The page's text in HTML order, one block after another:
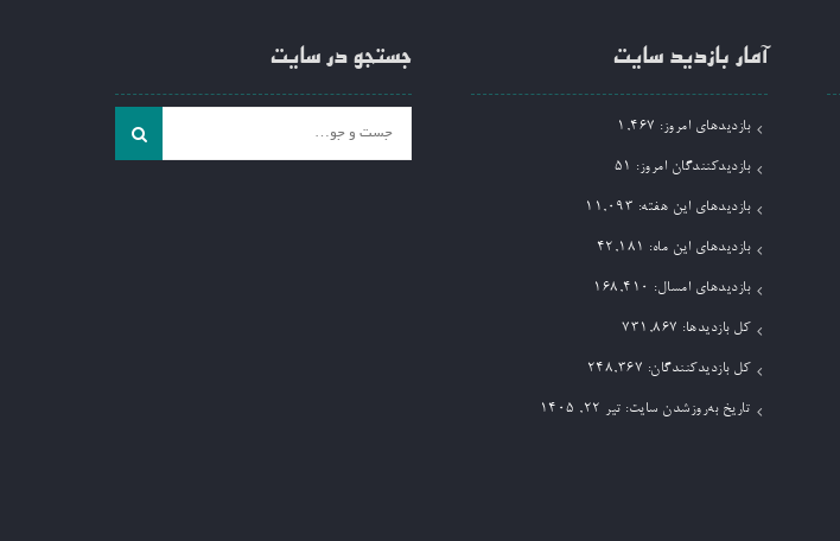
آمار بازدید سایت
بازدیدهای امروز: 1,467
بازدیدکنندگان امروز: 51
بازدیدهای این هفته: 11,093
بازدیدهای این ماه: 42,181
بازدیدهای امسال: 168,410
کل بازدیدها: 731,867
کل بازدیدکنند‌گان: 248,367
تاریخ به‌روزشدن سایت: تیر ۲۲, ۱۴۰۵
جستجو در سایت